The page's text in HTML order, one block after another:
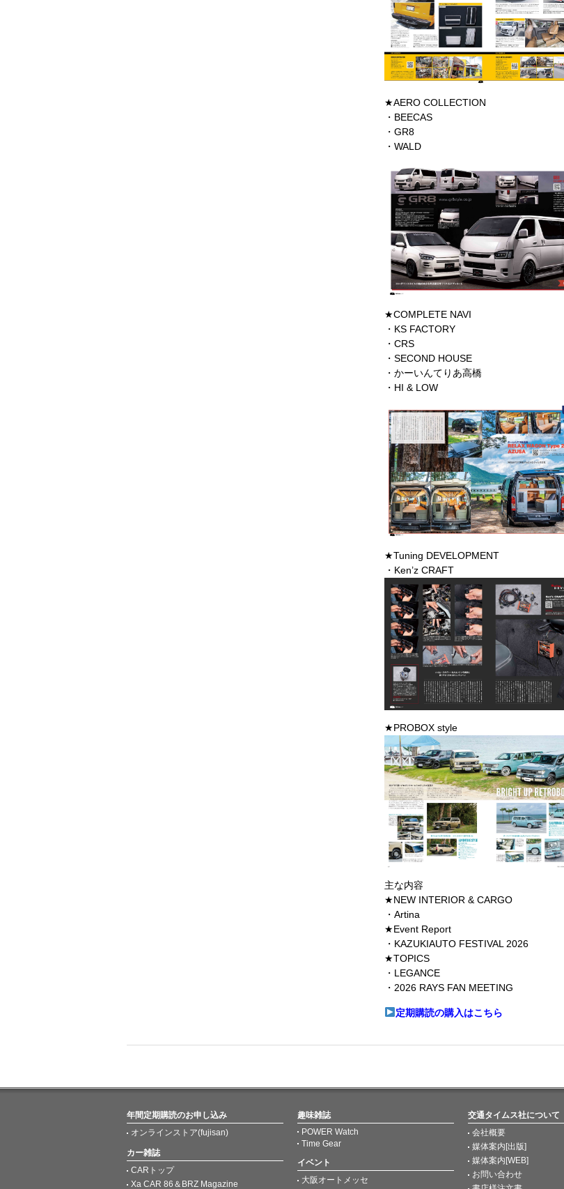
★AERO COLLECTION
・BEECAS
・GR8
・WALD
★COMPLETE NAVI
・KS FACTORY
・CRS
・SECOND HOUSE
・かーいんてりあ高橋
・HI & LOW
★Tuning DEVELOPMENT
・Ken’z CRAFT
★PROBOX style
主な内容
★NEW INTERIOR & CARGO
・Artina
★Event Report
・KAZUKIAUTO FESTIVAL 2026
★TOPICS
・LEGANCE
・2026 RAYS FAN MEETING
定期購読の購入はこちら
年間定期購読のお申し込み
オンラインストア(fujisan)
カー雑誌
CARトップ
Xa CAR 86＆BRZ Magazine
趣味雑誌
POWER Watch
Time Gear
イベント
大阪オートメッセ
交通タイムス社について
会社概要
媒体案内[出版]
媒体案内[WEB]
お問い合わせ